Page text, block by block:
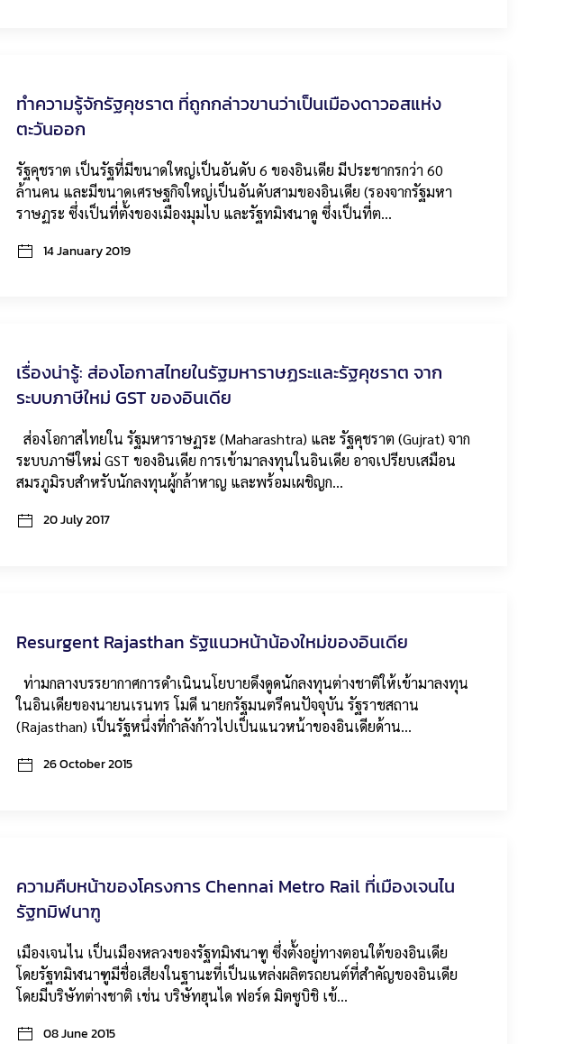
ทำความรู้จักรัฐคุชราต ที่ถูกกล่าวขานว่าเป็นเมืองดาวอสแห่ง
ตะวันออก
รัฐคุชราต เป็นรัฐที่มีขนาดใหญ่เป็นอันดับ 6 ของอินเดีย มีประชากรกว่า 60
ล้านคน และมีขนาดเศรษฐกิจใหญ่เป็นอันดับสามของอินเดีย (รองจากรัฐมหา
ราษฏระ ซึ่งเป็นที่ตั้งของเมืองมุมไบ และรัฐทมิฬนาดู ซึ่งเป็นที่ต…
14 January 2019
เรื่องน่ารู้: ส่องโอกาสไทยในรัฐมหาราษฏระและรัฐคุชราต จาก
ระบบภาษีใหม่ GST ของอินเดีย
ส่องโอกาสไทยใน รัฐมหาราษฏระ (Maharashtra) และ รัฐคุชราต (Gujrat) จาก
ระบบภาษีใหม่ GST ของอินเดีย การเข้ามาลงทุนในอินเดีย อาจเปรียบเสมือน
สมรภูมิรบสำหรับนักลงทุนผู้กล้าหาญ และพร้อมเผชิญก…
20 July 2017
Resurgent Rajasthan รัฐแนวหน้าน้องใหม่ของอินเดีย
ท่ามกลางบรรยากาศการดำเนินนโยบายดึงดูดนักลงทุนต่างชาติให้เข้ามาลงทุน
ในอินเดียของนายนเรนทร โมดี นายกรัฐมนตรีคนปัจจุบัน รัฐราชสถาน
(Rajasthan) เป็นรัฐหนึ่งที่กำลังก้าวไปเป็นแนวหน้าของอินเดียด้าน…
26 October 2015
ความคืบหน้าของโครงการ Chennai Metro Rail ที่เมืองเจนไน
รัฐทมิฬนาฑู
เมืองเจนไน เป็นเมืองหลวงของรัฐทมิฬนาฑู ซึ่งตั้งอยู่ทางตอนใต้ของอินเดีย
โดยรัฐทมิฬนาฑูมีชื่อเสียงในฐานะที่เป็นแหล่งผลิตรถยนต์ที่สำคัญของอินเดีย
โดยมีบริษัทต่างชาติ เช่น บริษัทฮุนได ฟอร์ด มิตซูบิชิ เข้…
08 June 2015